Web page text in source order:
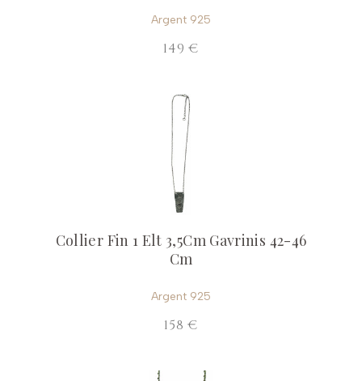
Argent 925
149 €
Collier Fin 1 Elt 3,5Cm Gavrinis 42-46
Cm
Argent 925
158 €